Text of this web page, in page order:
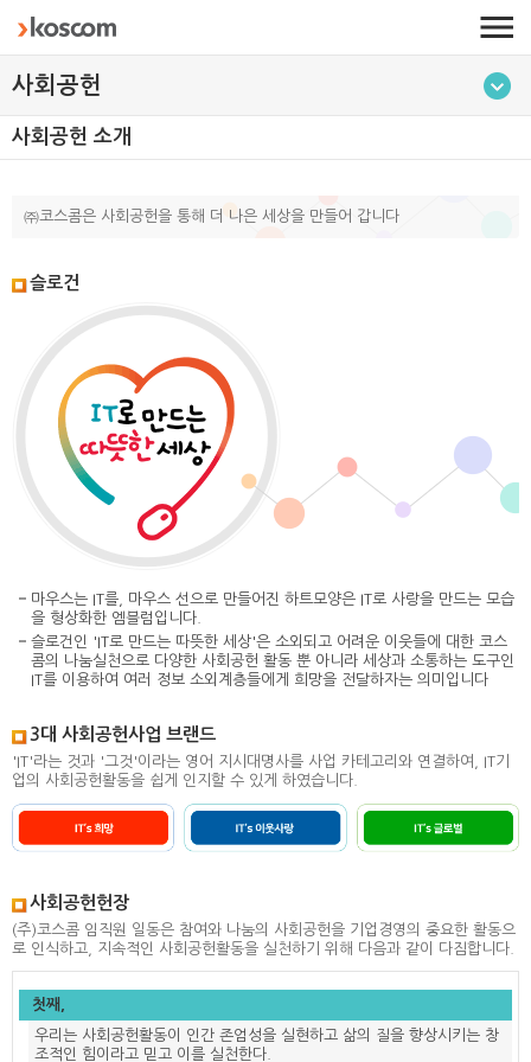
사회공헌
사회공헌 소개
㈜코스콤은 사회공헌을 통해 더 나은 세상을 만들어 갑니다
슬로건
마우스는 IT를, 마우스 선으로 만들어진 하트모양은 IT로 사랑을 만드는 모습
을 형상화한 엠블럼입니다.
슬로건인 'IT로 만드는 따뜻한 세상'은 소외되고 어려운 이웃들에 대한 코스
콤의 나눔실천으로 다양한 사회공헌 활동 뿐 아니라 세상과 소통하는 도구인
IT를 이용하여 여러 정보 소외계층들에게 희망을 전달하자는 의미입니다
3대 사회공헌사업 브랜드
'IT'라는 것과 '그것'이라는 영어 지시대명사를 사업 카테고리와 연결하여, IT기
업의 사회공헌활동을 쉽게 인지할 수 있게 하였습니다.
사회공헌헌장
(주)코스콤 임직원 일동은 참여와 나눔의 사회공헌을 기업경영의 중요한 활동으
로 인식하고, 지속적인 사회공헌활동을 실천하기 위해 다음과 같이 다짐합니다.
첫째,
우리는 사회공헌활동이 인간 존엄성을 실현하고 삶의 질을 향상시키는 창
조적인 힘이라고 믿고 이를 실천한다.